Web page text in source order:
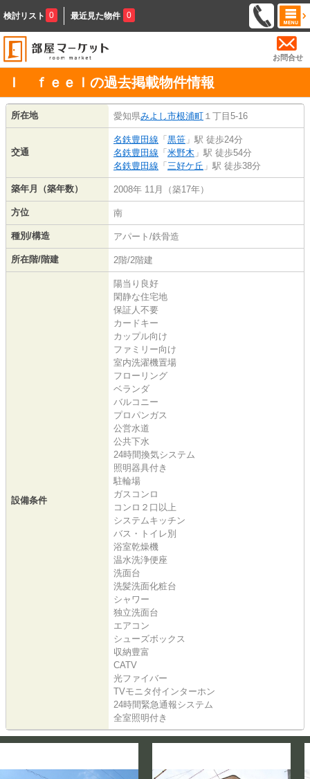
検討リスト 0 最近見た物件 0
お問合せ
Ｉ ｆｅｅｌの過去掲載物件情報
所在地 愛知県みよし市根浦町 １丁目5-16
交通
名鉄豊田線 「 黒笹 」駅 徒歩24分
名鉄豊田線 「 米野木 」駅 徒歩54分
名鉄豊田線 「 三好ケ丘 」駅 徒歩38分
築年月（築年数） 2008年 11月（築17年）
方位 南
種別/構造 アパート/鉄骨造
所在階/階建 2階/2階建
設備条件
陽当り良好
閑静な住宅地
保証人不要
カードキー
カップル向け
ファミリー向け
室内洗濯機置場
フローリング
ベランダ
バルコニー
プロパンガス
公営水道
公共下水
24時間換気システム
照明器具付き
駐輪場
ガスコンロ
コンロ２口以上
システムキッチン
バス・トイレ別
浴室乾燥機
温水洗浄便座
洗面台
洗髪洗面化粧台
シャワー
独立洗面台
エアコン
シューズボックス
収納豊富
CATV
光ファイバー
TVモニタ付インターホン
24時間緊急通報システム
全室照明付き